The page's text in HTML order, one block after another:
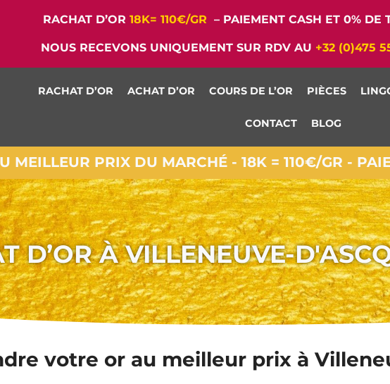
RACHAT D’OR 18K= 110€/GR – PAIEMENT CASH ET 0% DE
NOUS RECEVONS UNIQUEMENT SUR RDV AU +32 (0)475
RACHAT D’OR ACHAT D’OR COURS DE L’OR PIÈCES
CONTACT BLOG
MEILLEUR PRIX DU MARCHÉ - 18K = 110€/GR -
D’OR À VILLENEUVE-
votre or au meilleur prix à